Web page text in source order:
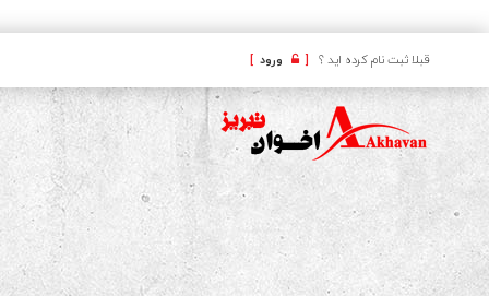
قبلا ثبت نام کرده اید ؟ [ ورود]